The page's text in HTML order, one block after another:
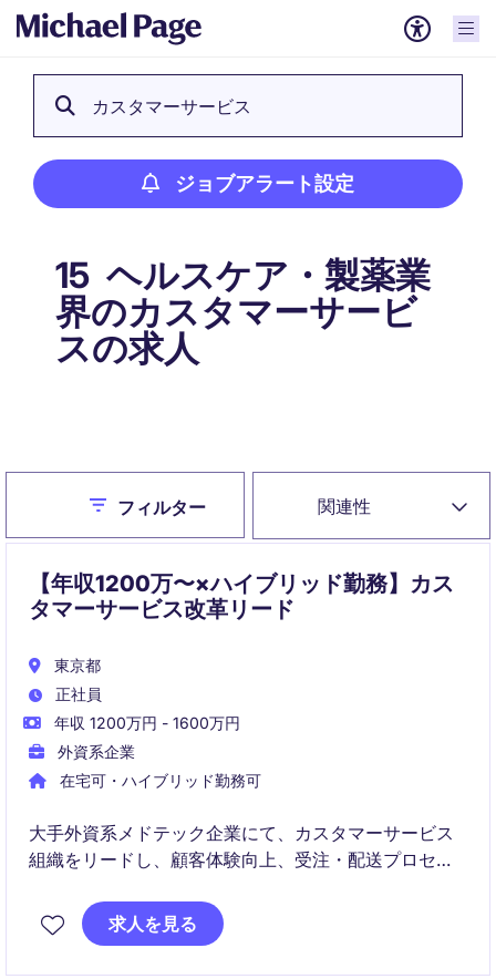
カスタマーサービス
ジョブアラート設定
15 ヘルスケア・製薬業
界のカスタマーサービ
スの求人
関連性
Closeフィルター
【年収1200万〜×ハイブリッド勤務】カス
タマーサービス改革リード
東京都
正社員
年収 1200万円 - 1600万円
外資系企業
在宅可・ハイブリッド勤務可
大手外資系メドテック企業にて、カスタマーサービス
組織をリードし、顧客体験向上、受注・配送プロセス
ーポジションです。
単なるカスタマーサービス管理ではなく、サプライチ
求人を見る